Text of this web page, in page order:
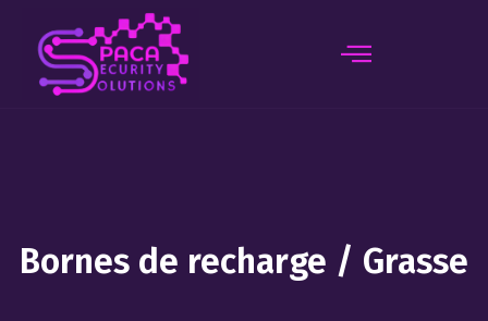
principal
Bornes de recharge / Grasse